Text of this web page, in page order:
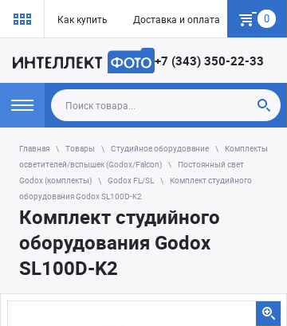
Как купить Доставка и оплата Гарантия
0
+7 (343) 350-22-33
Главная Товары Студийное оборудование
Комплекты
осветителей/вспышек (Godox/Falcon)
Постоянный свет
Godox (комплекты)
Godox FL/SL
Комплект студийного
оборудования Godox SL100D-K2
Комплект студийного
оборудования Godox
SL100D-K2